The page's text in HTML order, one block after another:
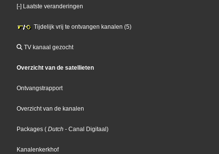
[-] Laatste veranderingen
Tijdelijk vrij te ontvangen kanalen (5)
TV kanaal gezocht
Overzicht van de satellieten
Ontvangstrapport
Overzicht van de kanalen
Packages ( Dutch - Canal Digitaal)
Kanalenkerkhof